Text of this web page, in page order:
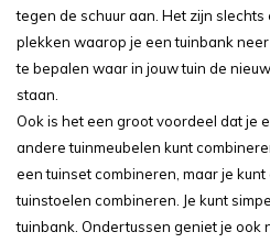
tegen de schuur aan. Het zijn
plekken waarop je een tuinbank
te bepalen waar in jouw tuin de
staan.
Ook is het een groot voordeel dat je
andere tuinmeubelen kunt
een tuinset combineren, maar je
tuinstoelen combineren. Je kunt
tuinbank. Ondertussen geniet je ook